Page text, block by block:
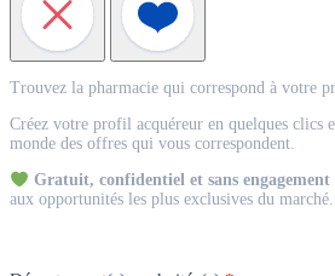
Acquéreur
Trouvez la pharmacie qui correspond à votre
Créez votre profil acquéreur en quelques clics
monde des offres qui vous correspondent.
Gratuit, confidentiel et sans engagement
aux opportunités les plus exclusives du marché.